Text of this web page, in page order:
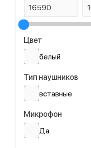
Цвет
белый
Тип наушников
вставные
Микрофон
Да